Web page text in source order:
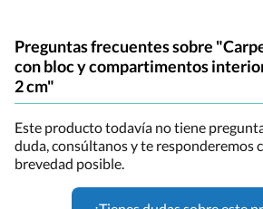
Preguntas frecuentes sobre
con bloc y compartimentos
2 cm"
Este producto todavía no tiene
duda, consúltanos y te responderemos
brevedad posible.